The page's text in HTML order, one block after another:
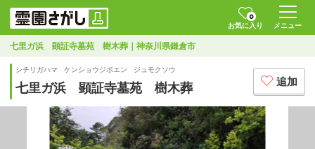
0
お気に入り
メニュー
七里ガ浜 顕証寺墓苑 樹木葬｜神奈川県鎌倉市
シチリガハマ ケンショウジボエン ジュモクソウ
七里ガ浜 顕証寺墓苑 樹木葬 追加